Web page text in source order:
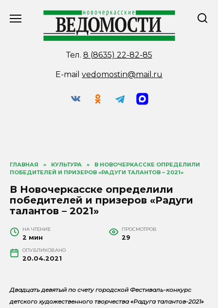
Тел. 8 (8635) 22-82-85
E-mail vedomostin@mail.ru
ГЛАВНАЯ » КУЛЬТУРА »
В НОВОЧЕРКАССКЕ ОПРЕДЕЛИЛИ
ПОБЕДИТЕЛЕЙ И ПРИЗЕРОВ «РАДУГИ ТАЛАНТОВ – 2021»
В Новочеркасске определили
победителей и призеров «Радуги
талантов – 2021»
НА ЧТЕНИЕ
2 мин
ПРОСМОТРОВ
29
ОПУБЛИКОВАНО
20.04.2021
Двадцать девятый по счету городской Фестиваль-конкурс
детского художественного творчества «Радуга талантов-2021»